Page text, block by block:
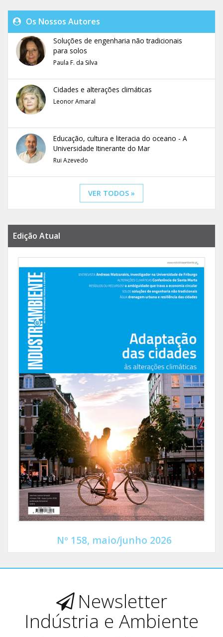
Os Nossos Autores
Soluções de engenharia não tradicionais
para solos
Paula F. da Silva
Cidades e alterações climáticas
Leonor Amaral
Educação, cultura e literacia do oceano - A
Universidade Itinerante do Mar
Rui Azevedo
VER TODOS »
Edição Atual
Nº 158, maio/junho 2026
Newsletter
Indústria e Ambiente